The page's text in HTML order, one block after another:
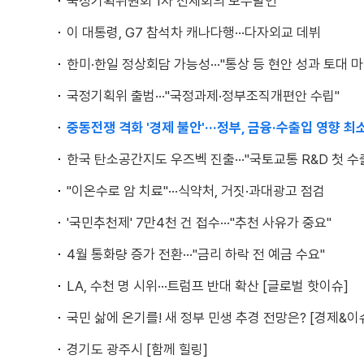
이 대통령, G7 참석차 캐나다행···다자외교 데뷔
한미·한일 정상회담 가능성···"통상 등 현안 성과 토대
국정기획위 출범···"국정과제·정부조직개편안 수립"
중동전쟁 격화 '경제 불안'···정부, 금융·수출입 영향 최
한국 탄소공간지도 우즈벡 진출···"국토교통 R&D 첫 수
"이온수로 암 치료"···식약처, 거짓·과대광고 점검
'국민추천제' 7만4천 건 접수···"추천 사유가 중요"
4월 통화량 증가 전환···"금리 하락 전 예금 수요"
LA, 수천 명 시위···트럼프 반대 확산 [글로벌 핫이슈]
국민 삶에 온기를! 새 정부 민생 추경 전망은? [경제&이
경기도 광주시 [함께 힐링]